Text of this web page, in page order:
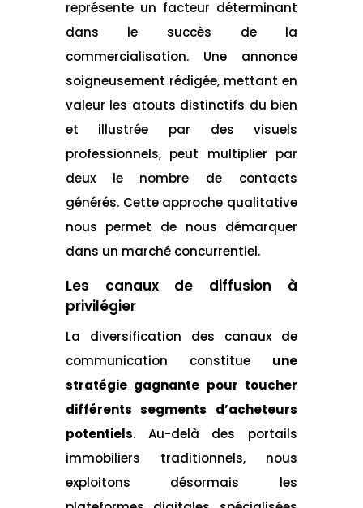
représente un facteur déterminant
dans le succès de la
commercialisation. Une annonce
soigneusement rédigée, mettant en
valeur les atouts distinctifs du bien
et illustrée par des visuels
professionnels, peut multiplier par
deux le nombre de contacts
générés. Cette approche qualitative
nous permet de nous démarquer
dans un marché concurrentiel.
Les canaux de diffusion à
privilégier
La diversification des canaux de
communication constitue une
stratégie gagnante pour toucher
différents segments d’acheteurs
potentiels. Au-delà des portails
immobiliers traditionnels, nous
exploitons désormais les